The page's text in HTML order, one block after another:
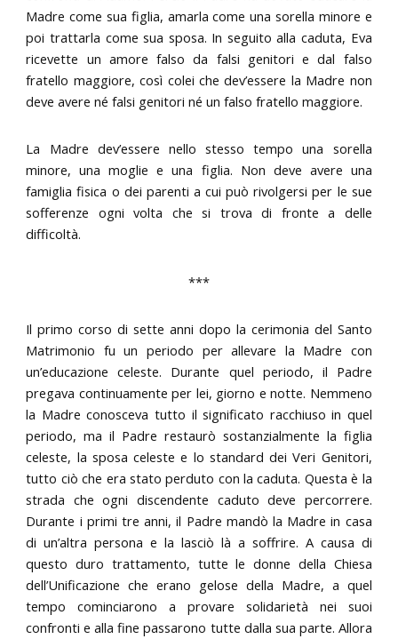
Madre come sua figlia, amarla come una sorella minore e
poi trattarla come sua sposa. In seguito alla caduta, Eva
ricevette un amore falso da falsi genitori e dal falso
fratello maggiore, così colei che dev’essere la Madre non
deve avere né falsi genitori né un falso fratello maggiore.
La Madre dev’essere nello stesso tempo una sorella
minore, una moglie e una figlia. Non deve avere una
famiglia fisica o dei parenti a cui può rivolgersi per le sue
sofferenze ogni volta che si trova di fronte a delle
difficoltà.
***
Il primo corso di sette anni dopo la cerimonia del Santo
Matrimonio fu un periodo per allevare la Madre con
un’educazione celeste. Durante quel periodo, il Padre
pregava continuamente per lei, giorno e notte. Nemmeno
la Madre conosceva tutto il significato racchiuso in quel
periodo, ma il Padre restaurò sostanzialmente la figlia
celeste, la sposa celeste e lo standard dei Veri Genitori,
tutto ciò che era stato perduto con la caduta. Questa è la
strada che ogni discendente caduto deve percorrere.
Durante i primi tre anni, il Padre mandò la Madre in casa
di un’altra persona e la lasciò là a soffrire. A causa di
questo duro trattamento, tutte le donne della Chiesa
dell’Unificazione che erano gelose della Madre, a quel
tempo cominciarono a provare solidarietà nei suoi
confronti e alla fine passarono tutte dalla sua parte. Allora